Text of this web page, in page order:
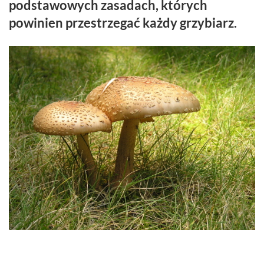
podstawowych zasadach, których
powinien przestrzegać każdy grzybiarz.